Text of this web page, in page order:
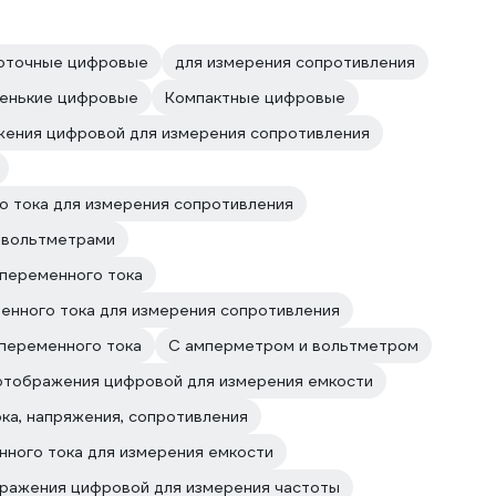
цифровые
для измерения сопротивления
цифровые
Компактные цифровые
цифровой для измерения сопротивления
тока для измерения сопротивления
тока
тока для измерения сопротивления
тока
С амперметром и вольтметром
цифровой для измерения емкости
напряжения, сопротивления
тока для измерения емкости
цифровой для измерения частоты